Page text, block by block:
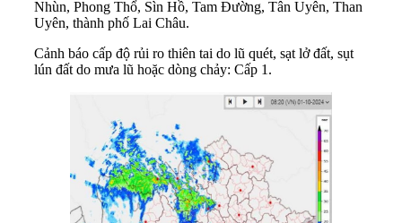
Nhùn, Phong Thổ, Sìn Hồ, Tam Đường, Tân Uyên, Than
Uyên, thành phố Lai Châu.
Cảnh báo cấp độ rủi ro thiên tai do lũ quét, sạt lở đất, sụt
lún đất do mưa lũ hoặc dòng chảy: Cấp 1.